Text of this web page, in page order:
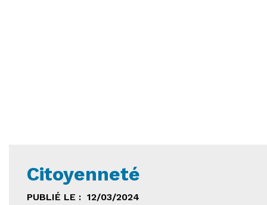
Citoyenneté
PUBLIÉ LE : 12/03/2024